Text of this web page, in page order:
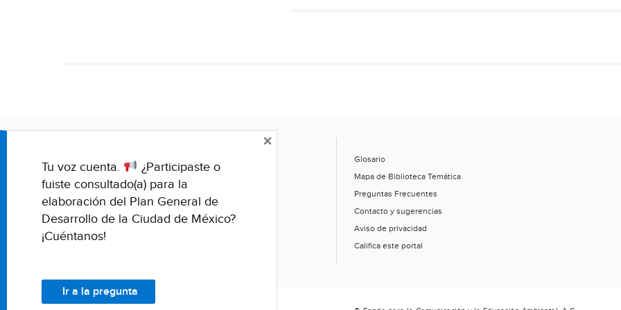
Glosario
Mapa de Biblioteca Temática
Preguntas Frecuentes
Contacto y sugerencias
Aviso de privacidad
Califica este portal
Tu voz cuenta.
¿Participaste o
fuiste consultado(a) para la
elaboración del Plan General de
Desarrollo de la Ciudad de México?
¡Cuéntanos!
Ir a la pregunta
×